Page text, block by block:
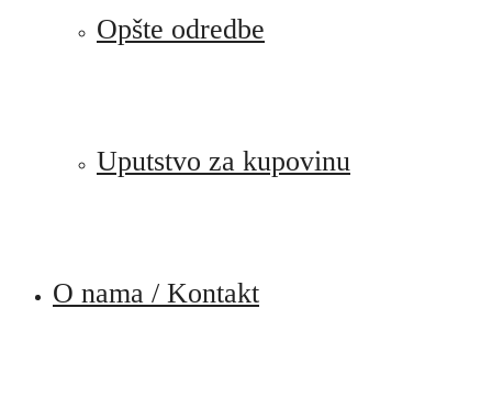
Opšte odredbe
Uputstvo za kupovinu
O nama / Kontakt